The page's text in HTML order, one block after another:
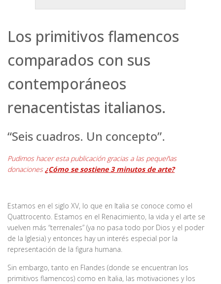
Los primitivos flamencos
comparados con sus
contemporáneos
renacentistas italianos.
“Seis cuadros. Un concepto”.
Pudimos hacer esta publicación gracias a las pequeñas
donaciones¿Cómo se sostiene 3 minutos de arte?
Estamos en el siglo XV, lo que en Italia se conoce como el
Quattrocento. Estamos en el Renacimiento, la vida y el arte se
vuelven más “terrenales” (ya no pasa todo por Dios y el poder
de la Iglesia) y entonces hay un interés especial por la
representación de la figura humana.
Sin embargo, tanto en Flandes (donde se encuentran los
primitivos flamencos) como en Italia, las motivaciones y los